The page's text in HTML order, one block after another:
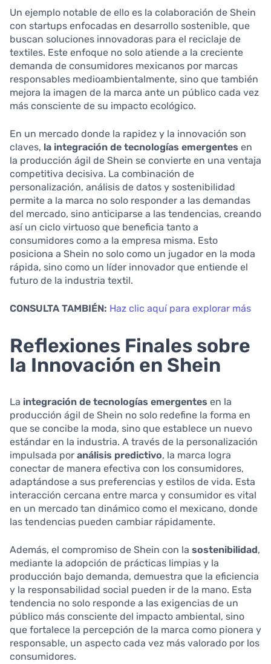
Un ejemplo notable de ello es la colaboración de Shein
con startups enfocadas en desarrollo sostenible, que
buscan soluciones innovadoras para el reciclaje de
textiles. Este enfoque no solo atiende a la creciente
demanda de consumidores mexicanos por marcas
responsables medioambientalmente, sino que también
mejora la imagen de la marca ante un público cada vez
más consciente de su impacto ecológico.
En un mercado donde la rapidez y la innovación son
claves, la integración de tecnologías emergentes en
la producción ágil de Shein se convierte en una ventaja
competitiva decisiva. La combinación de
personalización, análisis de datos y sostenibilidad
permite a la marca no solo responder a las demandas
del mercado, sino anticiparse a las tendencias, creando
así un ciclo virtuoso que beneficia tanto a
consumidores como a la empresa misma. Esto
posiciona a Shein no solo como un jugador en la moda
rápida, sino como un líder innovador que entiende el
futuro de la industria textil.
CONSULTA TAMBIÉN: Haz clic aquí para explorar más
Reflexiones Finales sobre
la Innovación en Shein
La integración de tecnologías emergentes en la
producción ágil de Shein no solo redefine la forma en
que se concibe la moda, sino que establece un nuevo
estándar en la industria. A través de la personalización
impulsada por análisis predictivo, la marca logra
conectar de manera efectiva con los consumidores,
adaptándose a sus preferencias y estilos de vida. Esta
interacción cercana entre marca y consumidor es vital
en un mercado tan dinámico como el mexicano, donde
las tendencias pueden cambiar rápidamente.
Además, el compromiso de Shein con la sostenibilidad,
mediante la adopción de prácticas limpias y la
producción bajo demanda, demuestra que la eficiencia
y la responsabilidad social pueden ir de la mano. Esta
tendencia no solo responde a las exigencias de un
público más consciente del impacto ambiental, sino
que fortalece la percepción de la marca como pionera y
responsable, un aspecto cada vez más valorado por los
consumidores.